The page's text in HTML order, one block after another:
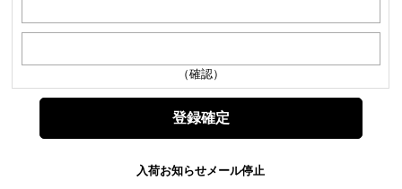
（確認）
入荷お知らせメール停止